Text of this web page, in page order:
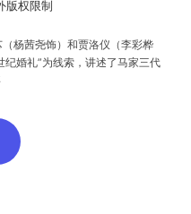
版权限制
（杨茜尧饰）和贾洛仪（李彩桦
婚礼”为线索，讲述了马家三代